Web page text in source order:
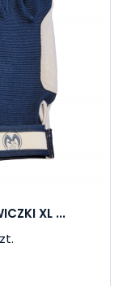
XL ...